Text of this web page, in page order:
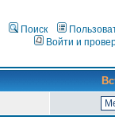
Поиск
Войти и